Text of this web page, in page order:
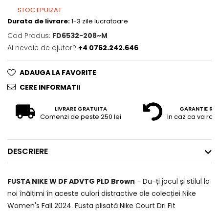
STOC EPUIZAT
Durata de livrare:1-3 zile lucratoare
Cod Produs: FD6532-208~M
Ai nevoie de ajutor? +4 0762.242.646
ADAUGA LA FAVORITE
CERE INFORMATII
LIVRARE GRATUITA
Comenzi de peste 250 lei
GARANTIE
In caz ca va
DESCRIERE
FUSTA NIKE W DF ADVTG PLD Brown - Du-ți jocul și stilul la
noi înălțimi în aceste culori distractive ale colecției Nike
Women's Fall 2024. Fusta plisată Nike Court Dri Fit